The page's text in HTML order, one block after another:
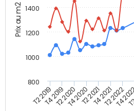
Prix au m2
T2 2019T4 2019T2 2020T4 2020T2 2021T4 2021T2 2022
T4
800
1000
1200
1400